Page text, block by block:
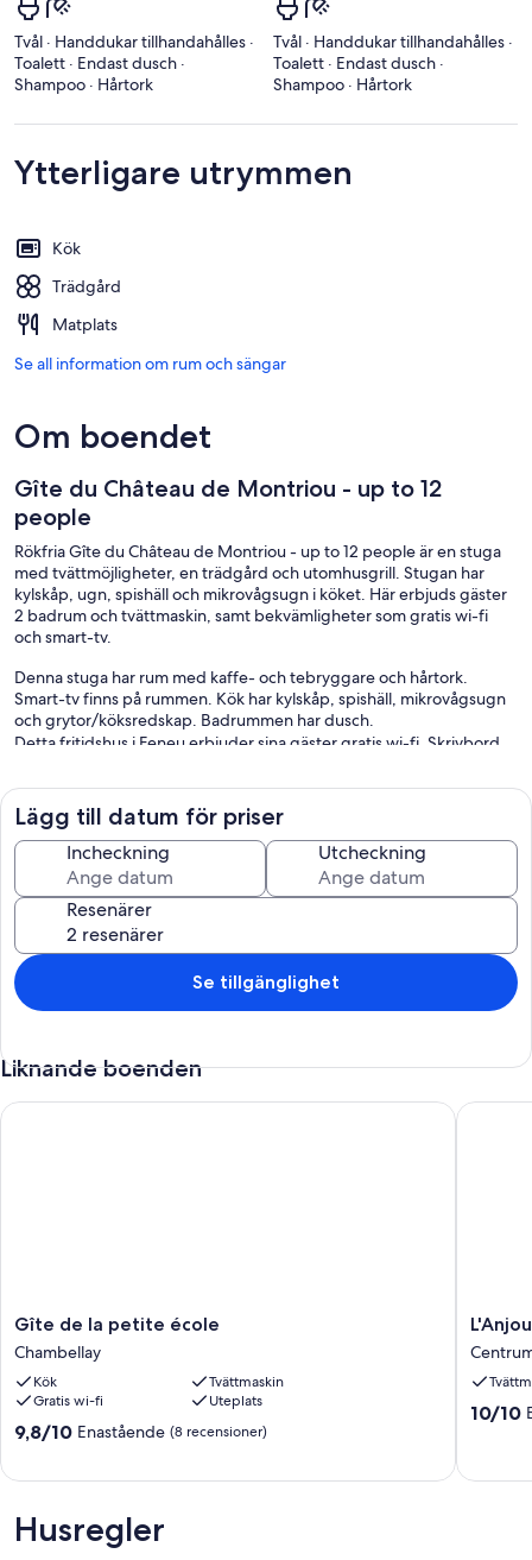
Tvål · Handdukar tillhandahålles ·
Toalett · Endast dusch ·
Shampoo · Hårtork
Tvål · Handdukar tillhandahålles ·
Toalett · Endast dusch ·
Shampoo · Hårtork
Ytterligare utrymmen
Kök
Trädgård
Matplats
Se all information om rum och sängar
Om boendet
Gîte du Château de Montriou - up to 12
people
Rökfria Gîte du Château de Montriou - up to 12 people är en stuga
med tvättmöjligheter, en trädgård och utomhusgrill. Stugan har
kylskåp, ugn, spishäll och mikrovågsugn i köket. Här erbjuds gäster
2 badrum och tvättmaskin, samt bekvämligheter som gratis wi-fi
och smart-tv.
Denna stuga har rum med kaffe- och tebryggare och hårtork.
Smart-tv finns på rummen. Kök har kylskåp, spishäll, mikrovågsugn
och grytor/köksredskap. Badrummen har dusch.
Detta fritidshus i Feneu erbjuder sina gäster gratis wi-fi. Skrivbord
Lägg till datum för priser
Incheckning Utcheckning
Resenärer
Se tillgänglighet
Liknande boenden
Gîte
de
la
petite
école
Chambellay
Gîte de la petite école
Chambellay
Kök
Tvättmaskin
Gratis wi-fi
Uteplats
9.8
(8 recensioner)
9,8/10 Enastående (8 recensioner)
Gîte de la petite école
L'Anjou,
La
Loire
et
10.0
10/10
L'Anjou,
Husregler